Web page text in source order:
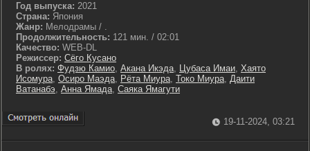
Год выпуска: 2021
Страна: Япония
Жанр: Мелодрамы / .
Продолжительность: 121 мин. / 02:01
Качество: WEB-DL
Режиссер: Сёго Кусано
В ролях: Фудзю Камио, Акана Икэда, Цубаса Имаи, Хаято
Исомура, Осиро Маэда, Рёта Миура, Токо Миура, Даити
Ватанабэ, Анна Ямада, Саяка Ямагути
19-11-2024, 03:21